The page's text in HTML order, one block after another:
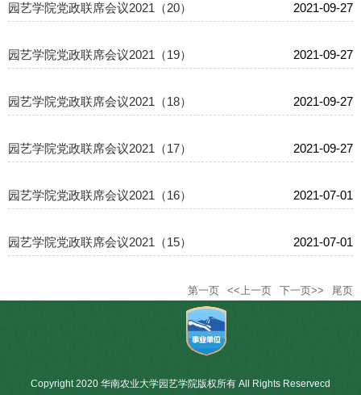
园艺学院党政联席会议2021（20） 2021-09-27
园艺学院党政联席会议2021（19） 2021-09-27
园艺学院党政联席会议2021（18） 2021-09-27
园艺学院党政联席会议2021（17） 2021-09-27
园艺学院党政联席会议2021（16） 2021-07-01
园艺学院党政联席会议2021（15） 2021-07-01
第一页 <<上一页 下一页>> 尾页
Copyright 2020 华南农业大学园艺学院版权所有 All Rights Reservecd